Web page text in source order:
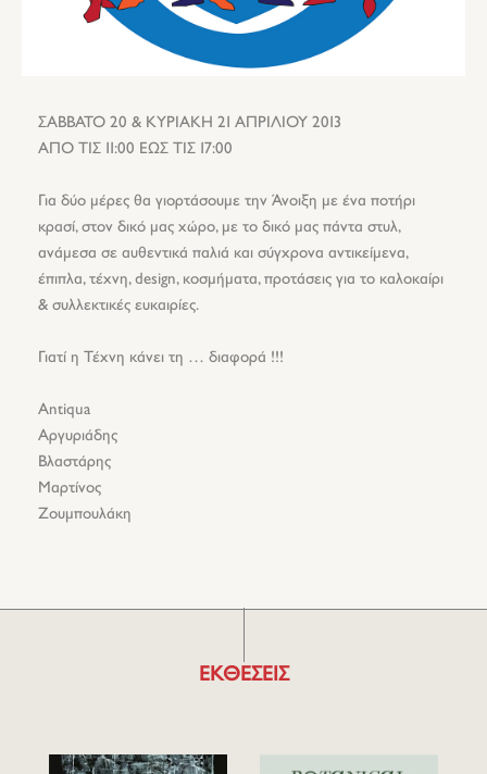
ΣΑΒΒΑΤΟ 20 & ΚΥΡΙΑΚΗ 21 ΑΠΡΙΛΙΟΥ 2013
ΑΠΟ ΤΙΣ 11:00 ΕΩΣ ΤΙΣ 17:00
Για δύο μέρες θα γιορτάσουμε την Άνοιξη με ένα ποτήρι
κρασί, στον δικό μας χώρο, με το δικό μας πάντα στυλ,
ανάμεσα σε αυθεντικά παλιά και σύγχρονα αντικείμενα,
έπιπλα, τέχνη, design, κοσμήματα, προτάσεις για το καλοκαίρι
& συλλεκτικές ευκαιρίες.
Γιατί η Τέχνη κάνει τη … διαφορά !!!
Antiqua
Αργυριάδης
Βλαστάρης
Μαρτίνος
Ζουμπουλάκη
ΕΚΘΕΣΕΙΣ